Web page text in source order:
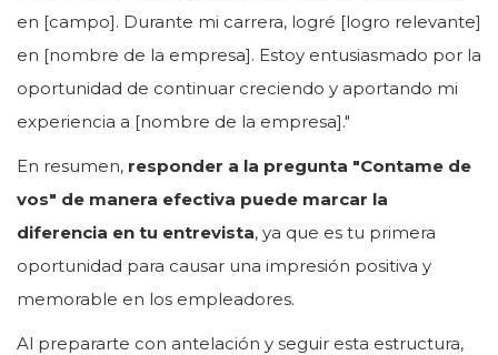
en [campo]. Durante mi carrera, logré [logro relevante]
en [nombre de la empresa]. Estoy entusiasmado por la
oportunidad de continuar creciendo y aportando mi
experiencia a [nombre de la empresa]."
En resumen, responder a la pregunta "Contame de
vos" de manera efectiva puede marcar la
diferencia en tu entrevista, ya que es tu primera
oportunidad para causar una impresión positiva y
memorable en los empleadores.
Al prepararte con antelación y seguir esta estructura,